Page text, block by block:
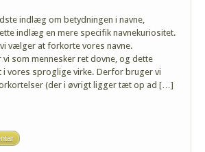
indlæg om betydningen i navne,
indlæg en mere specifik navnekuriositet.
vælger at forkorte vores navne.
som mennesker ret dovne, og dette
vores sproglige virke. Derfor bruger vi
(der i øvrigt ligger tæt op ad […]